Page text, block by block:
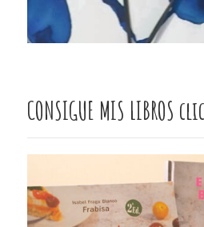
CONSIGUE MIS LIBROS